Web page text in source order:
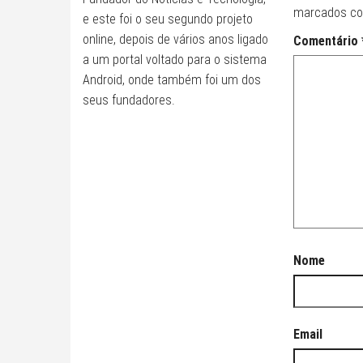
e este foi o seu segundo projeto
online, depois de vários anos ligado
a um portal voltado para o sistema
Android, onde também foi um dos
seus fundadores.
marcados
Comentário
Nome
Email